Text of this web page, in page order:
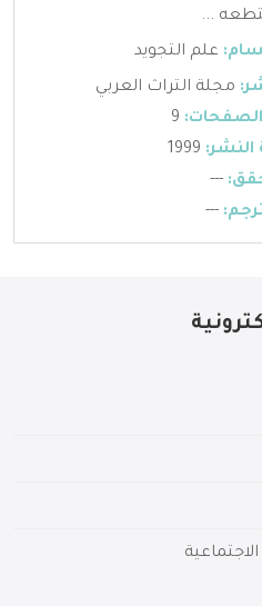
...
علم التجويد
مجلة التراث العربي
---
---